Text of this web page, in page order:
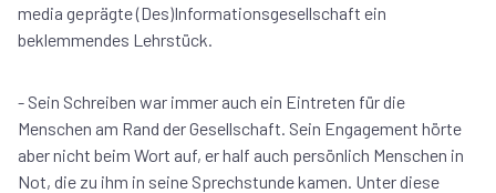
media geprägte (Des)Informationsgesellschaft ein
beklemmendes Lehrstück.
- Sein Schreiben war immer auch ein Eintreten für die
Menschen am Rand der Gesellschaft. Sein Engagement hörte
aber nicht beim Wort auf, er half auch persönlich Menschen in
Not, die zu ihm in seine Sprechstunde kamen. Unter diese